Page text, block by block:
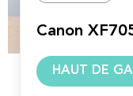
Canon
HAUT DE